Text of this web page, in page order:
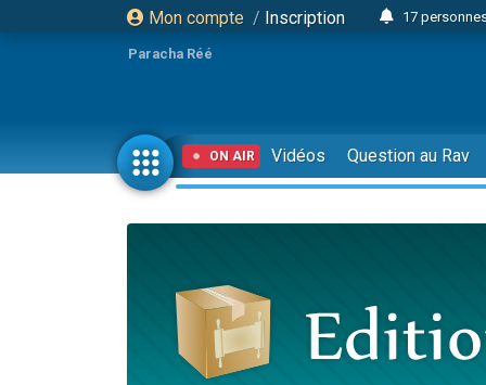
Mon compte / Inscription
17
Eva vient
4 personnes
13
2
Paracha Réé
ON AIR Vidéos Question au Rav